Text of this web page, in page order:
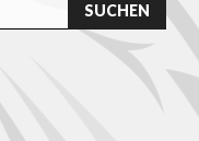
SUCHEN